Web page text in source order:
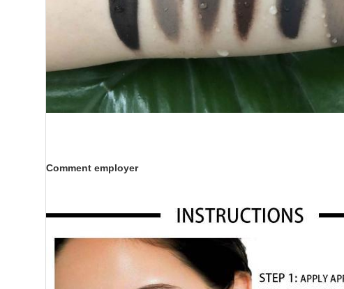
Comment employer